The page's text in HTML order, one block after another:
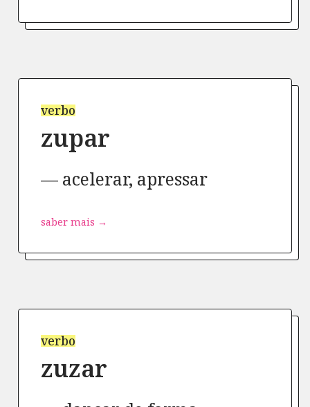
verbo
zupar
acelerar, apressar
saber mais →
verbo
zuzar